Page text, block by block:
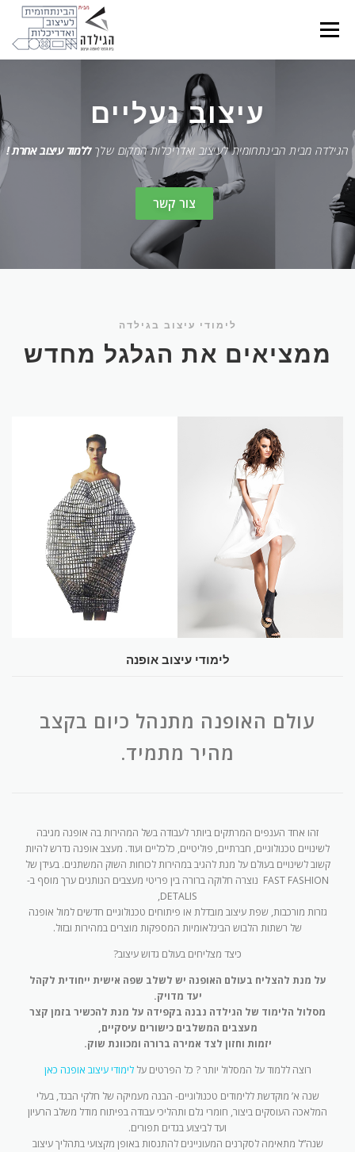
content
Menu
עיצוב נעליים
הגילדה מבית הבינתחומית לעיצוב ואדריכלות המקום שלךללמוד עיצוב אחרת !
צור קשר
לימודי עיצוב בגילדה
ממציאים את הגלגל מחדש
לימודי עיצוב אופנה
עולם האופנה מתנהל כיום בקצב
מהיר מתמיד.
זהו אחד הענפים המרתקים ביותר לעבודה בשל המהירות בה אופנה מגיבה
לשינויים טכנולוגיים, חברתיים, פוליטיים, כלכליים ועוד. מעצב אופנה נדרש להיות
קשוב לשינויים בעולם על מנת להגיב במהירות לכוחות השוק המשתנים. בעידן של
FAST FASHION נוצרה חלוקה ברורה בין פריטי מעצבים הנותנים ערך מוסף ב-
DETALIS,
גזרות מורכבות, שפת עיצוב מובדלת או פיתוחים טכנולוגיים חדשים למול אופנה
של רשתות הלבוש הבינלאומיות המספקות מוצרים במהירות ובזול.
כיצד מצליחים בעולם גדוש עיצוב?
על מנת להצליח בעולם האופנה יש לשלב שפה אישית ייחודית לקהל
יעד מדויק.
מסלול הלימוד של הגילדה נבנה בקפידה על מנת להכשיר בזמן קצר
מעצבים המשלבים כישורים עיסקיים,
יזמות וחזון לצד אמירה ברורה ומכוונת שוק.
רוצה ללמוד על המסלול יותר ? כל הפרטים עללימודי עיצוב אופנה כאן
שנה א’ מוקדשת ללימודים טכנולוגיים- הבנה מעמיקה של חלקי הבגד, בעלי
המלאכה העוסקים ביצור, חומרי גלם ותהליכי עבודה בפיתוח מודל משלב הרעיון
ועד לביצוע בגדים תפורים.
שנה”ל מתאימה לסקרנים המעוניינים להתנסות באופן מקצועי בתהליך עיצוב